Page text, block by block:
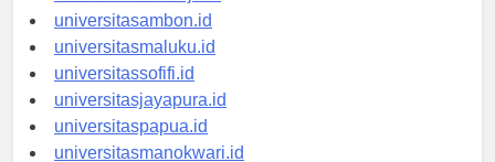
universitasmamuju.id
universitasambon.id
universitasmaluku.id
universitassofifi.id
universitasjayapura.id
universitaspapua.id